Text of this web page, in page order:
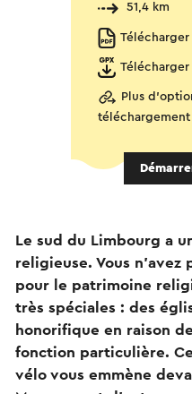
51,4 km
Télécharger
Télécharger
Plus
téléchargement
Le sud du Limbourg a
religieuse. Vous n'avez
pour le patrimoine
très spéciales : des
honorifique en raison
fonction particulière.
vélo vous emmène